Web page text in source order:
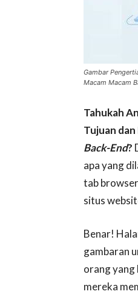
Gambar
Macam Macam
Tahukah
Tujuan
Back-End?
apa yang
tab
situs
Benar!
gambaran
orang yang
mereka